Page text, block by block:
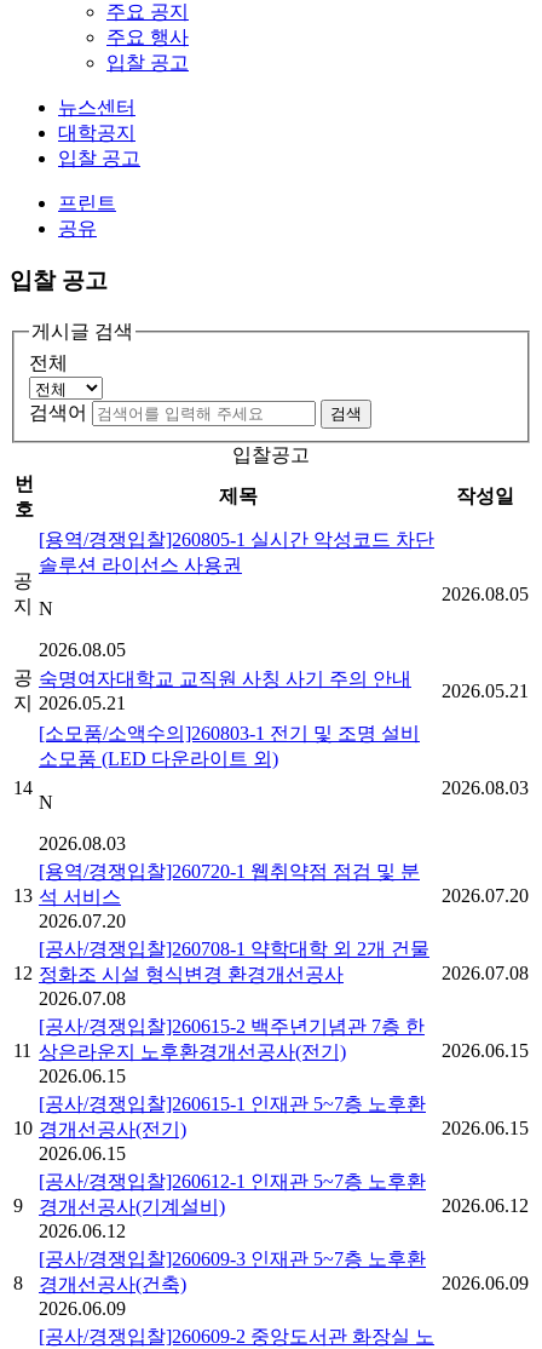
주요 공지
주요 행사
입찰 공고
뉴스센터
대학공지
입찰 공고
프린트
공유
입찰 공고
게시글 검색
전체
검색어 검색
입찰공고
번
호
제목 작성일
공
지
[용역/경쟁입찰]260805-1 실시간 악성코드 차단
솔루션 라이선스 사용권
N
2026.08.05
2026.08.05
공
지
숙명여자대학교 교직원 사칭 사기 주의 안내
2026.05.21
2026.05.21
14
[소모품/소액수의]260803-1 전기 및 조명 설비
소모품 (LED 다운라이트 외)
N
2026.08.03
2026.08.03
13
[용역/경쟁입찰]260720-1 웹취약점 점검 및 분
석 서비스
2026.07.20
2026.07.20
12
[공사/경쟁입찰]260708-1 약학대학 외 2개 건물
정화조 시설 형식변경 환경개선공사
2026.07.08
2026.07.08
11
[공사/경쟁입찰]260615-2 백주년기념관 7층 한
상은라운지 노후환경개선공사(전기)
2026.06.15
2026.06.15
10
[공사/경쟁입찰]260615-1 인재관 5~7층 노후환
경개선공사(전기)
2026.06.15
2026.06.15
9
[공사/경쟁입찰]260612-1 인재관 5~7층 노후환
경개선공사(기계설비)
2026.06.12
2026.06.12
8
[공사/경쟁입찰]260609-3 인재관 5~7층 노후환
경개선공사(건축)
2026.06.09
2026.06.09
[공사/경쟁입찰]260609-2 중앙도서관 화장실 노